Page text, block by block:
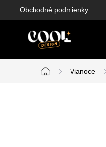
Obchodné podmienky
Domov
Vianoce